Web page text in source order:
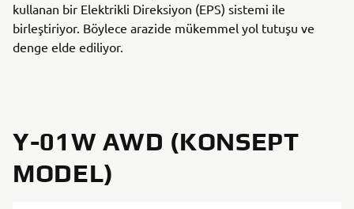
kullanan bir Elektrikli Direksiyon (EPS) sistemi ile
birleştiriyor. Böylece arazide mükemmel yol tutuşu ve
denge elde ediliyor.
Y-01W AWD (KONSEPT
MODEL)